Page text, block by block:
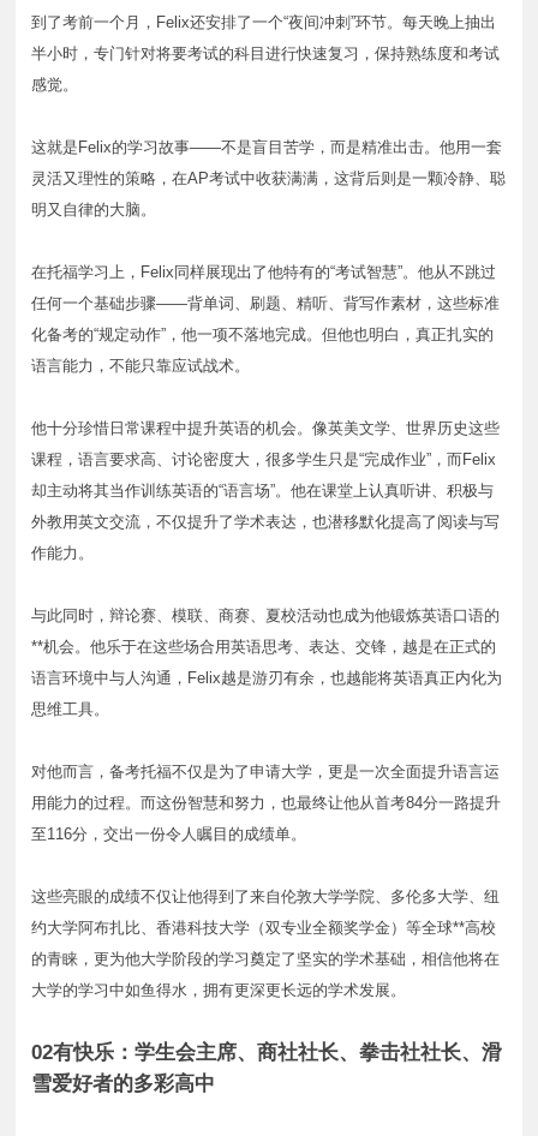
到了考前一个月，Felix还安排了一个“夜间冲刺”环节。每天晚上抽出
半小时，专门针对将要考试的科目进行快速复习，保持熟练度和考试
感觉。
这就是Felix的学习故事——不是盲目苦学，而是精准出击。他用一套
灵活又理性的策略，在AP考试中收获满满，这背后则是一颗冷静、聪
明又自律的大脑。
在托福学习上，Felix同样展现出了他特有的“考试智慧”。他从不跳过
任何一个基础步骤——背单词、刷题、精听、背写作素材，这些标准
化备考的“规定动作”，他一项不落地完成。但他也明白，真正扎实的
语言能力，不能只靠应试战术。
他十分珍惜日常课程中提升英语的机会。像英美文学、世界历史这些
课程，语言要求高、讨论密度大，很多学生只是“完成作业”，而Felix
却主动将其当作训练英语的“语言场”。他在课堂上认真听讲、积极与
外教用英文交流，不仅提升了学术表达，也潜移默化提高了阅读与写
作能力。
与此同时，辩论赛、模联、商赛、夏校活动也成为他锻炼英语口语的
**机会。他乐于在这些场合用英语思考、表达、交锋，越是在正式的
语言环境中与人沟通，Felix越是游刃有余，也越能将英语真正内化为
思维工具。
对他而言，备考托福不仅是为了申请大学，更是一次全面提升语言运
用能力的过程。而这份智慧和努力，也最终让他从首考84分一路提升
至116分，交出一份令人瞩目的成绩单。
这些亮眼的成绩不仅让他得到了来自伦敦大学学院、多伦多大学、纽
约大学阿布扎比、香港科技大学（双专业全额奖学金）等全球**高校
的青睐，更为他大学阶段的学习奠定了坚实的学术基础，相信他将在
大学的学习中如鱼得水，拥有更深更长远的学术发展。
02有快乐：学生会主席、商社社长、拳击社社长、滑
雪爱好者的多彩高中